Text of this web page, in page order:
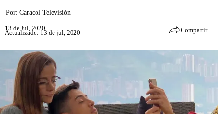
Por: Caracol Televisión
13 de Jul, 2020
Actualizado: 13 de jul, 2020 Compartir